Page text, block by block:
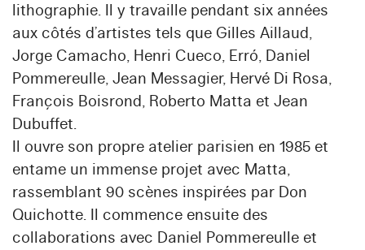
lithographie. Il y travaille pendant six années
aux côtés d’artistes tels que Gilles Aillaud,
Jorge Camacho, Henri Cueco, Erró, Daniel
Pommereulle, Jean Messagier, Hervé Di Rosa,
François Boisrond, Roberto Matta et Jean
Dubuffet.
Il ouvre son propre atelier parisien en 1985 et
entame un immense projet avec Matta,
rassemblant 90 scènes inspirées par Don
Quichotte. Il commence ensuite des
collaborations avec Daniel Pommereulle et